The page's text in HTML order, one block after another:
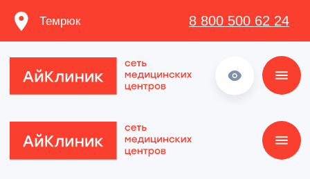
Темрюк 8 800 500 62 24
Главная Услуги
→ Анализы и процедуры